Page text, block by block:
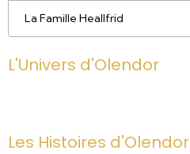
La Famille Heallfrid
L'Univers d'Olendor
Les Histoires d'Olendor